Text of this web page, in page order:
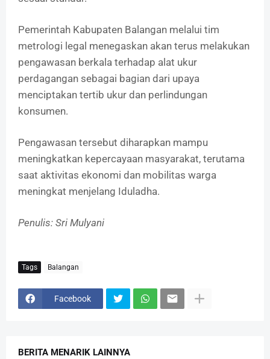
Pemerintah Kabupaten Balangan melalui tim
metrologi legal menegaskan akan terus melakukan
pengawasan berkala terhadap alat ukur
perdagangan sebagai bagian dari upaya
menciptakan tertib ukur dan perlindungan
konsumen.
Pengawasan tersebut diharapkan mampu
meningkatkan kepercayaan masyarakat, terutama
saat aktivitas ekonomi dan mobilitas warga
meningkat menjelang Iduladha.
Penulis: Sri Mulyani
Tags Balangan
Facebook
BERITA MENARIK LAINNYA